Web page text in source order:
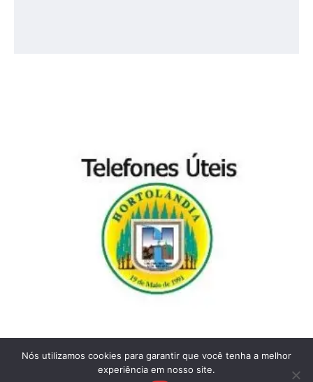
Nós utilizamos cookies para garantir que você tenha a melhor
experiência em nosso site.